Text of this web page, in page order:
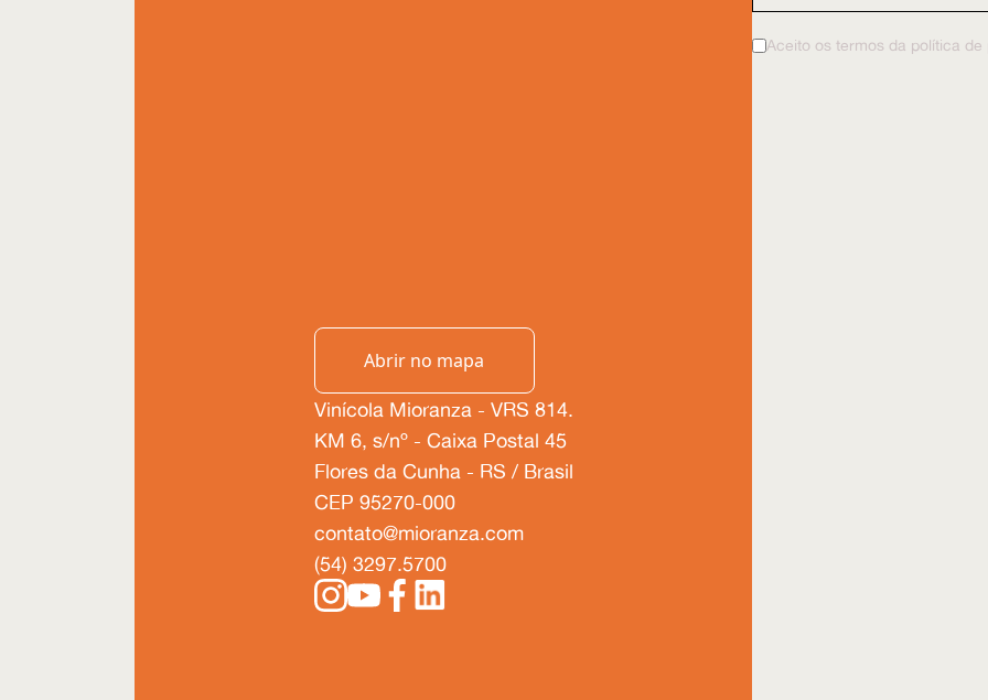
Abrir no mapa
Vinícola Mioranza - VRS 814.
KM 6, s/nº - Caixa Postal 45
Flores da Cunha - RS / Brasil
CEP 95270-000
contato@mioranza.com
(54) 3297.5700
Aceito os termos da política de